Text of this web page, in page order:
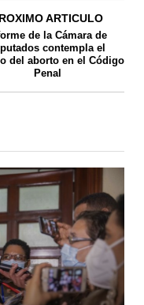
ARTICULO
de la Cámara de
contempla el
del aborto en el Código
Penal